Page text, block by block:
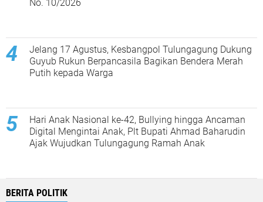
No. 10/2026
Jelang 17 Agustus, Kesbangpol Tulungagung Dukung
Guyub Rukun Berpancasila Bagikan Bendera Merah
Putih kepada Warga
Hari Anak Nasional ke-42, Bullying hingga Ancaman
Digital Mengintai Anak, Plt Bupati Ahmad Baharudin
Ajak Wujudkan Tulungagung Ramah Anak
BERITA POLITIK